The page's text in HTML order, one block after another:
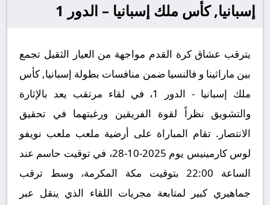
إسبانيا, كأس ملك إسبانيا – الدور 1
يترقب عشاق كرة القدم مواجهة من العيار الثقيل تجمع
بين ماراثينا و فالنسيا ضمن منافسات بطولة إسبانيا, كأس
ملك إسبانيا - الدور 1، في لقاء مرتقب يعد بالإثارة
والتشويق نظراً لقوة الفريقين ورغبتهما في تحقيق
الانتصار. تقام المباراة على أرضية ملعب ملعب نويفو
لوس كارمينيس يوم 2025-10-28، في توقيت حاسم عند
الساعة 22:00 بتوقيت مكة المكرمة، وسط ترقب
جماهيري كبير لمتابعة مجريات اللقاء الذي ينقل عبر